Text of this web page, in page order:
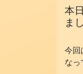
本
ま
今回
なっ